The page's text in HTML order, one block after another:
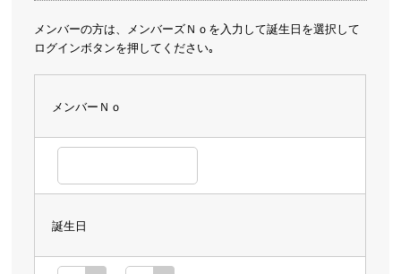
メンバーの方は、メンバーズＮｏを入力して誕生日を選択して
ログインボタンを押してください｡
メンバーＮｏ
誕生日